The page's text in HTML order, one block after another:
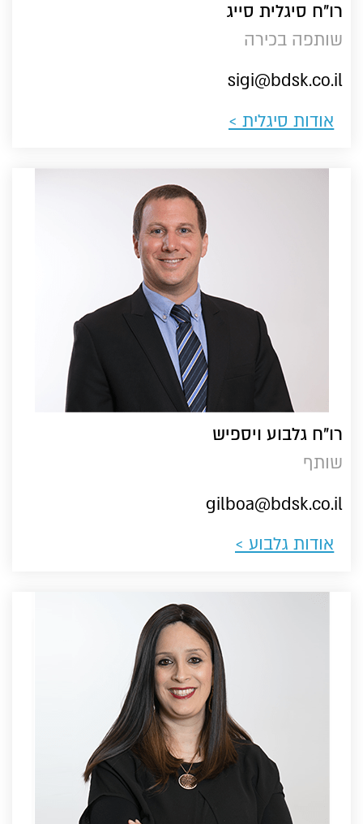
רו"ח סיגלית סייג
שותפה בכירה
sigi@bdsk.co.il
אודות סיגלית >
רו"ח גלבוע ויספיש
שותף
gilboa@bdsk.co.il
אודות גלבוע >